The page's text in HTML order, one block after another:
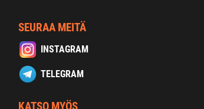
SEURAA MEITÄ
INSTAGRAM
TELEGRAM